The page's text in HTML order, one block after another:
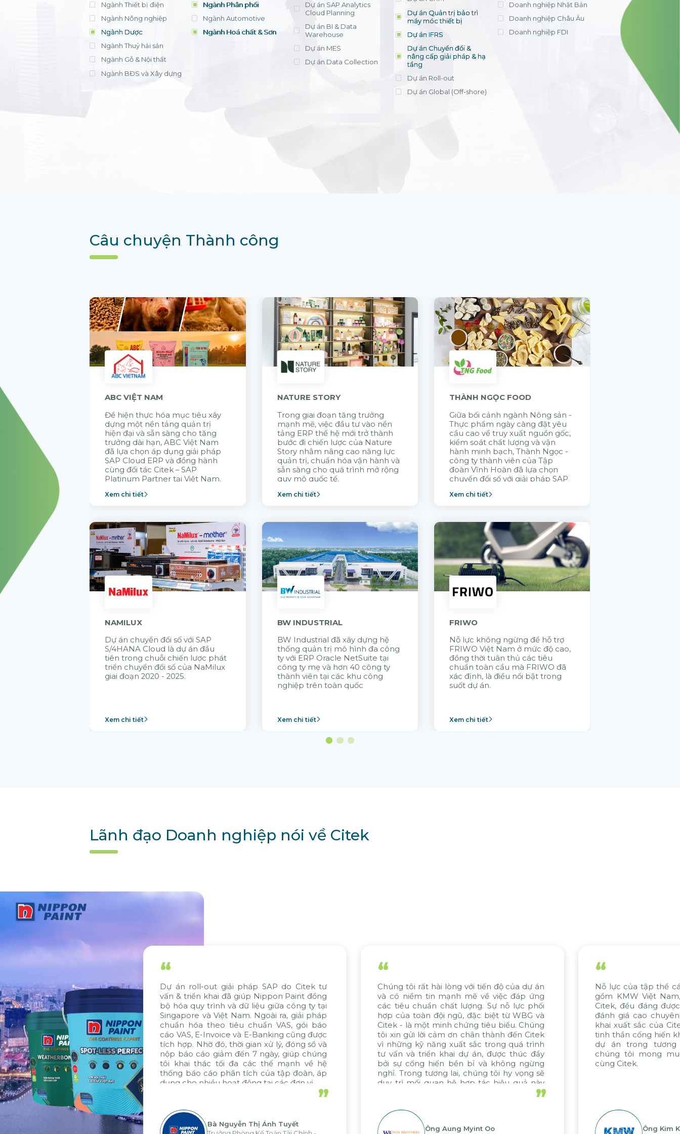
Ngành Thiết bị điện
Ngành Nông nghiệp
Ngành Dược
Ngành Thuỷ hải sản
Ngành Gỗ & Nội thất
Ngành BĐS và Xây dựng
Ngành Phân phối
Ngành Automotive
Ngành Hoá chất & Sơn
Dự án SAP Analytics
Cloud Planning
Dự án BI & Data
Warehouse
Dự án MES
Dự án Data Collection
Dự án Quản trị bảo trì
máy móc thiết bị
Dự án IFRS
Dự án Chuyển đổi &
nâng cấp giải pháp & hạ
tầng
Dự án Roll-out
Dự án Global (Off-shore)
Doanh nghiệp Nhật Bản
Doanh nghiệp Châu Âu
Doanh nghiệp FDI
Câu chuyện Thành công
ABC VIỆT NAM
Để hiện thực hóa mục tiêu xây
dựng một nền tảng quản trị
hiện đại và sẵn sàng cho tăng
trưởng dài hạn, ABC Việt Nam
đã lựa chọn áp dụng giải pháp
SAP Cloud ERP và đồng hành
cùng đối tác Citek – SAP
Platinum Partner tại Việt Nam.
Xem chi tiết
NATURE STORY
Trong giai đoạn tăng trưởng
mạnh mẽ, việc đầu tư vào nền
tảng ERP thế hệ mới trở thành
bước đi chiến lược của Nature
Story nhằm nâng cao năng lực
quản trị, chuẩn hóa vận hành và
sẵn sàng cho quá trình mở rộng
quy mô quốc tế.
Xem chi tiết
THÀNH NGỌC FOOD
Giữa bối cảnh ngành Nông sản -
Thực phẩm ngày càng đặt yêu
cầu cao về truy xuất nguồn gốc,
kiểm soát chất lượng và vận
hành minh bạch, Thành Ngọc -
công ty thành viên của Tập
đoàn Vĩnh Hoàn đã lựa chọn
chuyển đổi số với giải pháp SAP
năng lực vận hành bền vững.
Xem chi tiết
NAMILUX
Dự án chuyển đổi số với SAP
S/4HANA Cloud là dự án đầu
tiên trong chuỗi chiến lược phát
triển chuyển đổi số của NaMilux
giai đoạn 2020 - 2025.
Xem chi tiết
BW INDUSTRIAL
BW Industrial đã xây dựng hệ
thống quản trị mô hình đa công
ty với ERP Oracle NetSuite tại
công ty mẹ và hơn 40 công ty
thành viên tại các khu công
nghiệp trên toàn quốc
Xem chi tiết
FRIWO
Nỗ lực không ngừng để hỗ trợ
FRIWO Việt Nam ở mức độ cao,
đồng thời tuân thủ các tiêu
chuẩn toàn cầu mà FRIWO đã
xác định, là điều nổi bật trong
suốt dự án.
Xem chi tiết
Lãnh đạo Doanh nghiệp nói về Citek
“
Dự án roll-out giải pháp SAP do Citek tư
vấn & triển khai đã giúp Nippon Paint đồng
bộ hóa quy trình và dữ liệu giữa công ty tại
Singapore và Việt Nam. Ngoài ra, giải pháp
chuẩn hóa theo tiêu chuẩn VAS, gói báo
cáo VAS, E-Invoice và E-Banking cũng được
tích hợp. Nhờ đó, thời gian xử lý, đóng sổ và
nộp báo cáo giảm đến 7 ngày, giúp chúng
tôi khai thác tối đa các thế mạnh về hệ
thống báo cáo phân tích của tập đoàn, áp
dụng cho nhiều hoạt động tại các đơn vị
Bà Nguyễn Thị Ánh Tuyết
Chúng tôi rất hài lòng với tiến độ của dự án
và có niềm tin mạnh mẽ về việc đáp ứng
các tiêu chuẩn chất lượng. Sự nỗ lực phối
hợp của toàn đội ngũ, đặc biệt từ WBG và
Citek - là một minh chứng tiêu biểu. Chúng
tôi xin gửi lời cảm ơn chân thành đến Citek
vì những kỹ năng xuất sắc trong quá trình
tư vấn và triển khai dự án, được thúc đẩy
bởi sự cống hiến bền bỉ và không ngừng
nghỉ. Trong tương lai, chúng tôi hy vọng sẽ
duy trì mối quan hệ hợp tác hiệu quả này
với Citek trong các dự án sắp tới.
Ông Aung Myint Oo
Nỗ lực của tập thể các bên liên quan, bao
gồm KMW Việt Nam, KMW Hàn Quốc và
Citek, đều đáng được ghi nhận. Chúng tôi
đánh giá cao chuyên môn tư vấn và triển
khai xuất sắc của Citek, được thể hiện qua
tinh thần cống hiến không ngừng. Nếu các
dự án trong tương lai được thực hiện,
chúng tôi mong muốn tiếp tục hợp tác
cùng Citek.